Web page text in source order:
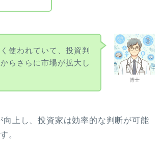
博士
使われていて、投資判
らさらに市場が拡大し
上し、投資家は効率的な判断が可能
。